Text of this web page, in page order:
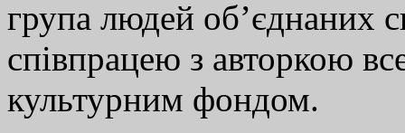
група людей об’єднаних
співпрацею з авторкою
культурним фондом.